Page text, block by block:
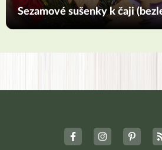
Sezamové sušenky k čaji